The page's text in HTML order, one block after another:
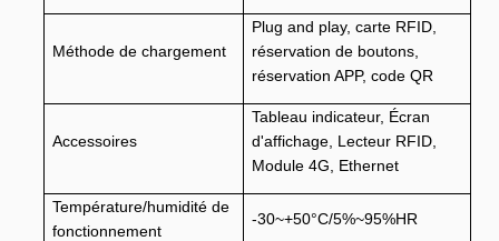
Méthode de chargement
Plug and play, carte RFID,
réservation de boutons,
réservation APP, code QR
Accessoires
Tableau indicateur, Écran
d'affichage, Lecteur RFID,
Module 4G, Ethernet
Température/humidité de
fonctionnement
-30~+50°C/5%~95%HR